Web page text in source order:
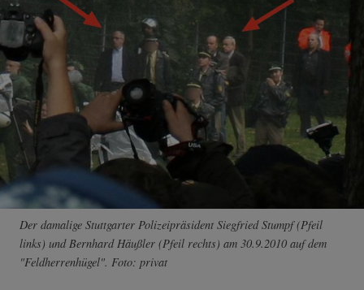
Der damalige Stuttgarter Polizeipräsident Siegfried Stumpf (Pfeil
links) und Bernhard Häußler (Pfeil rechts) am 30.9.2010 auf dem
"Feldherrenhügel". Foto: privat